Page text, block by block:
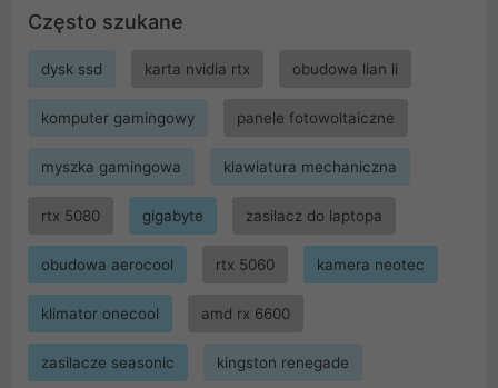
Często szukane
dysk ssd karta nvidia rtx obudowa lian li
komputer gamingowy panele fotowoltaiczne
myszka gamingowa klawiatura mechaniczna
rtx 5080 gigabyte zasilacz do laptopa
obudowa aerocool rtx 5060 kamera neotec
klimator onecool amd rx 6600
zasilacze seasonic kingston renegade